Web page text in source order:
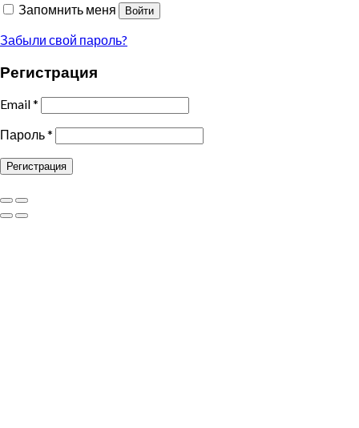
Запомнить меня
Войти
Забыли свой пароль?
Регистрация
Email*
Пароль*
Регистрация